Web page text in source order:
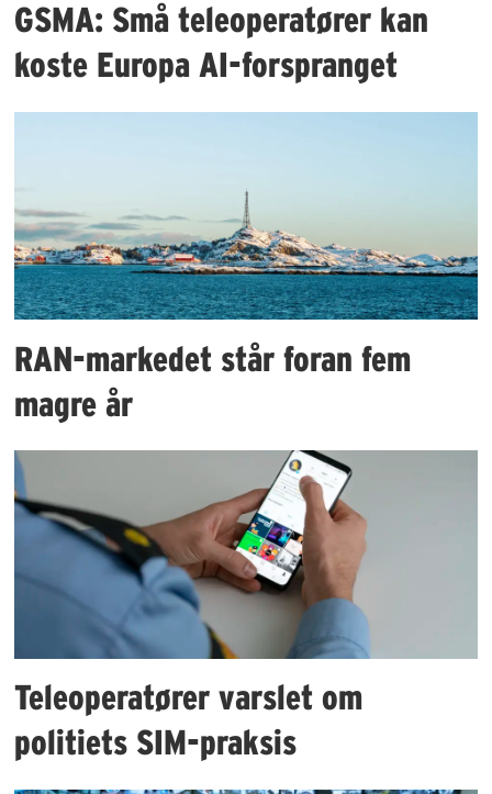
GSMA: Små teleoperatører kan
koste Europa AI-forspranget
RAN-markedet står foran fem
magre år
Teleoperatører varslet om
politiets SIM-praksis